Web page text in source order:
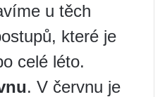
u těch
které je
celé léto.
. V červnu je